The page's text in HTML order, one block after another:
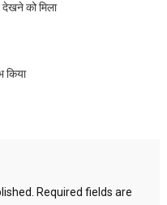
देखने को मिला
किया
Required fields are